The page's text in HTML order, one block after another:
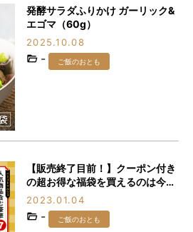
発酵サラダふりかけ ガーリック&
エゴマ（60g）
2025.10.08
- ご飯のおとも
【販売終了目前！】クーポン付き
の超お得な福袋を買えるのは今だ
け♪
2023.01.04
- ご飯のおとも